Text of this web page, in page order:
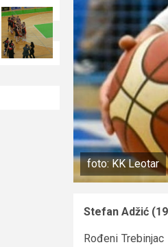
foto: KK Leotar
Stefan Adžić
Rođeni